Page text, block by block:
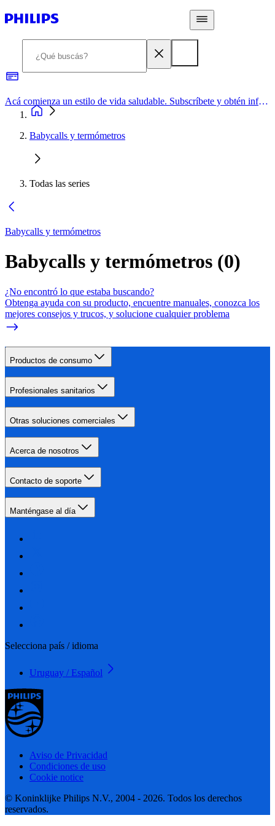
Acá comienza un estilo de vida saludable. Subscríbete y obtén información de primera mano
Babycalls y termómetros
Todas las series
Babycalls y termómetros
Babycalls y termómetros (0)
¿No encontró lo que estaba buscando?
Obtenga ayuda con su producto, encuentre manuales, conozca los
mejores consejos y trucos, y solucione cualquier problema
Productos de consumo
Profesionales sanitarios
Otras soluciones comerciales
Acerca de nosotros
Contacto de soporte
Manténgase al día
Selecciona país / idioma
Uruguay / Español
Aviso de Privacidad
Condiciones de uso
Cookie notice
© Koninklijke Philips N.V., 2004 - 2026. Todos los derechos
reservados.